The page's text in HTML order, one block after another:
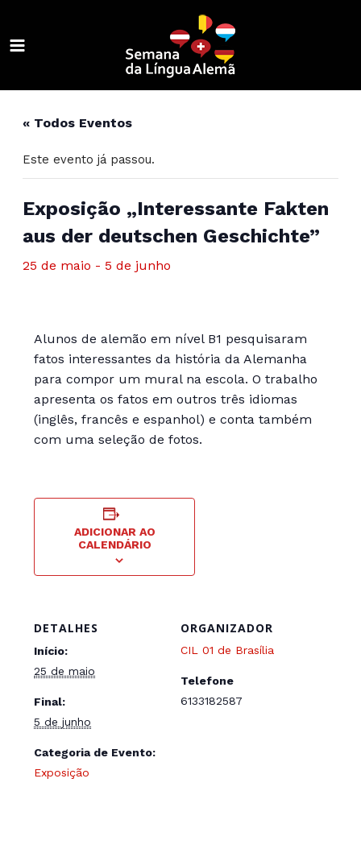
MENU
« Todos Eventos
Este evento já passou.
Exposição „Interessante Fakten
aus der deutschen Geschichte”
25 de maio - 5 de junho
Alunos de alemão em nível B1 pesquisaram
fatos interessantes da história da Alemanha
para compor um mural na escola. O trabalho
apresenta os fatos em outros três idiomas
(inglês, francês e espanhol) e conta também
com uma seleção de fotos.
ADICIONAR AO
CALENDÁRIO
DETALHES
Início:
25 de maio
Final:
5 de junho
Categoria de Evento:
Exposição
ORGANIZADOR
CIL 01 de Brasília
Telefone
6133182587